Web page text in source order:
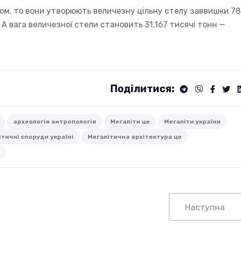
то вони утворюють величезну цільну стелу заввишки 78
вага величезної стели становить 31,167 тисячі тонн —
Поділитися:
археологія антропологія Мегаліти це Мегаліти україни
споруди україні Мегалітична архітектура це
Наступна